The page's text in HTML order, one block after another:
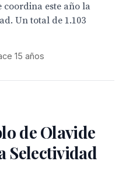
coordina este año la
Un total de 1.103
15 años
de Olavide
Selectividad